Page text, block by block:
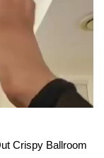
Crispy Ballroom